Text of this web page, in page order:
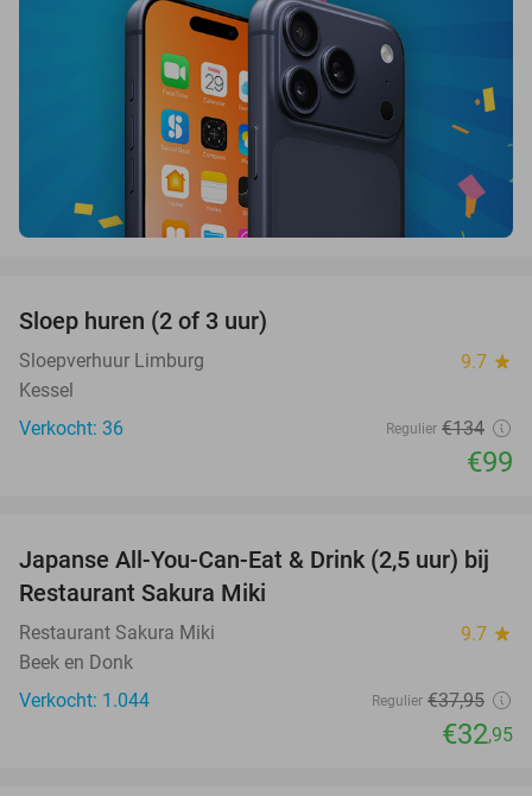
Sloep huren (2 of 3 uur)
Sloepverhuur Limburg 9.7 star
Kessel
Verkocht: 36
Regulier €134
€99
13%
Japanse All-You-Can-Eat & Drink (2,5 uur) bij
Restaurant Sakura Miki
Restaurant Sakura Miki 9.7 star
Beek en Donk
Verkocht: 1.044
Regulier €37,95
€32,95